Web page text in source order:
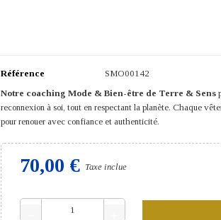
Référence
SMO00142
Notre coaching Mode & Bien-être de Terre & Sens
reconnexion à soi, tout en respectant la planète. Chaque
pour renouer avec confiance et authenticité.
70,00 € Taxe inclue